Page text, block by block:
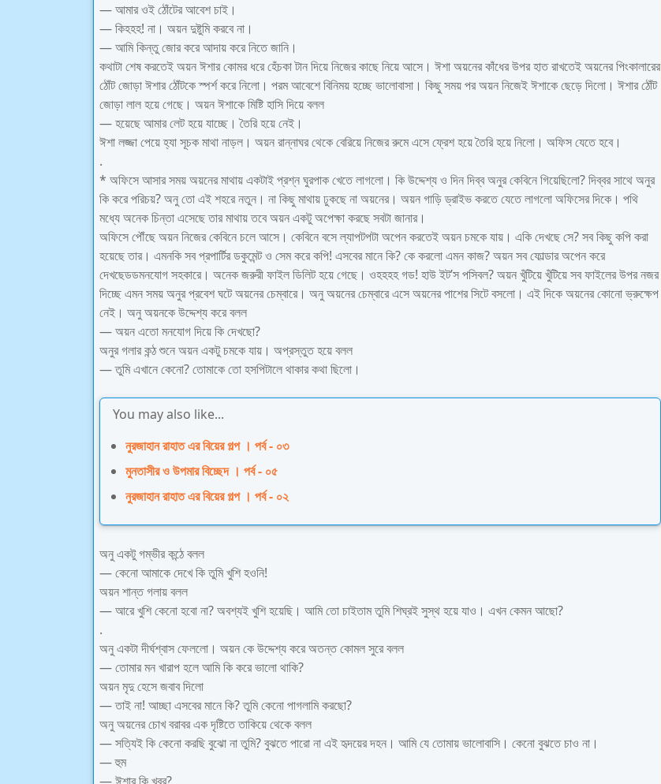
— আমার ওই ঠোঁটের আবেশ চাই।
— কিহহহ! না। অয়ন দুষ্টুমি করবে না।
— আমি কিন্তু জোর করে আদায় করে নিতে জানি।
কথাটা শেষ করতেই অয়ন ঈশার কোমর ধরে হেঁচকা টান দিয়ে নিজের কাছে নিয়ে আসে। ঈশা অয়নের কাঁধের উপর হাত রাখতেই অয়নের পিংকালারের
ঠোঁট জোড়া ঈশার ঠোঁটকে স্পর্শ করে নিলো। পরম আবেশে বিনিময় হচ্ছে ভালোবাসা। কিছু সময় পর অয়ন নিজেই ঈশাকে ছেড়ে দিলো। ঈশার ঠোঁট
জোড়া লাল হয়ে গেছে। অয়ন ঈশাকে মিষ্টি হাসি দিয়ে বলল
— হয়েছে আমার লেট হয়ে যাচ্ছে। তৈরি হয়ে নেই।
ঈশা লজ্জা পেয়ে হ্যা সূচক মাথা নাড়ল। অয়ন রান্নাঘর থেকে বেরিয়ে নিজের রুমে এসে ফ্রেশ হয়ে তৈরি হয়ে নিলো। অফিস যেতে হবে।
.
* অফিসে আসার সময় অয়নের মাথায় একটাই প্রশ্ন ঘুরপাক খেতে লাগলো। কি উদ্দেশ্য ও দিন দিব্ব অনুর কেবিনে গিয়েছিলো? দিব্বর সাথে অনুর
কি করে পরিচয়? অনু তো এই শহরে নতুন। না কিছু মাথায় ঢুকছে না অয়নের। অয়ন গাড়ি ড্রাইভ করতে যেতে লাগলো অফিসের দিকে। পথি
মধ্যে অনেক চিন্তা এসেছে তার মাথায় তবে অয়ন একটু অপেক্ষা করছে সবটা জানার।
অফিসে পৌঁছে অয়ন নিজের কেবিনে চলে আসে। কেবিনে বসে ল্যাপটপটা অপেন করতেই অয়ন চমকে যায়। একি দেখছে সে? সব কিছু কপি করা
হয়েছে তার। এমনকি সব প্রপার্টির ডকুমেন্ট ও সেম করে কপি! এসবের মানে কি? কে করলো এমন কাজ? অয়ন সব ফোল্ডার অপেন করে
দেখছেডডমনযোগ সহকারে। অনেক জরুরী ফাইল ডিলিট হয়ে গেছে। ওহহহহ গড! হাউ‌ ইট’স পসিবল? অয়ন খুঁটিয়ে খুঁটিয়ে সব ফাইলের উপর নজর
দিচ্ছে এমন সময় অনুর প্রবেশ ঘটে অয়নের চেম্বারে। অনু অয়নের চেম্বারে এসে অয়নের পাশের সিটে বসলো। এই দিকে অয়নের কোনো ভ্রুক্ষেপ
নেই। অনু অয়নকে উদ্দেশ্য করে বলল
— অয়ন এতো মনযোগ দিয়ে কি দেখছো?
অনুর গলার কন্ঠ শুনে অয়ন একটু চমকে যায়। অপ্রস্তুত হয়ে বলল
— তুমি এখানে কেনো? তোমাকে তো হসপিটালে থাকার কথা ছিলো।
You may also like...
নুরজাহান রাহাত এর বিয়ের গল্প । পর্ব - ০৩
মুনতাসীর ও উপমার বিচ্ছেদ । পর্ব - ০৫
নুরজাহান রাহাত এর বিয়ের গল্প । পর্ব - ০২
অনু একটু গম্ভীর কন্ঠে বলল
— কেনো আমাকে দেখে কি তুমি খুশি হওনি!
অয়ন শান্ত গলায় বলল
— আরে খুশি কেনো হবো না? অবশ্যই খুশি হয়েছি। আমি তো চাইতাম তুমি শিঘ্রই সুস্থ হয়ে যাও। এখন কেমন আছো?
.
অনু একটা দীর্ঘশ্বাস ফেললো। অয়ন কে উদ্দেশ্য করে অতন্ত কোমল সুরে বলল
— তোমার মন খারাপ হলে আমি কি করে ভালো থাকি?
অয়ন মৃদু হেসে জবাব দিলো
— তাই না! আচ্ছা এসবের মানে কি? তুমি কেনো পাগলামি করছো?
অনু অয়নের চোখ বরাবর এক দৃষ্টিতে তাকিয়ে থেকে বলল
— সত্যিই কি কেনো করছি বুঝো না তুমি? বুঝতে পারো না এই হৃদয়ের দহন। আমি যে তোমায় ভালোবাসি। কেনো বুঝতে চাও না।
— হুম